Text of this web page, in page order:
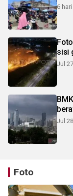
6
sisi
Jul
Jul
Foto